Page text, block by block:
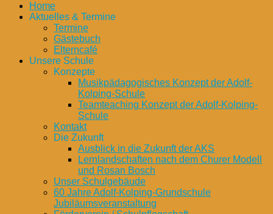
Home
Aktuelles & Termine
Termine
Gästebuch
Elterncafé
Unsere Schule
Konzepte
Musikpädagogisches Konzept der Adolf-
Kolping-Schule
Teamteaching Konzept der Adolf-Kolping-
Schule
Kontakt
Die Zukunft
Ausblick in die Zukunft der AKS
Lernlandschaften nach dem Churer Modell
und Rosan Bosch
Unser Schulgebäude
60 Jahre Adolf-Kolping-Grundschule
Jubiläumsveranstaltung